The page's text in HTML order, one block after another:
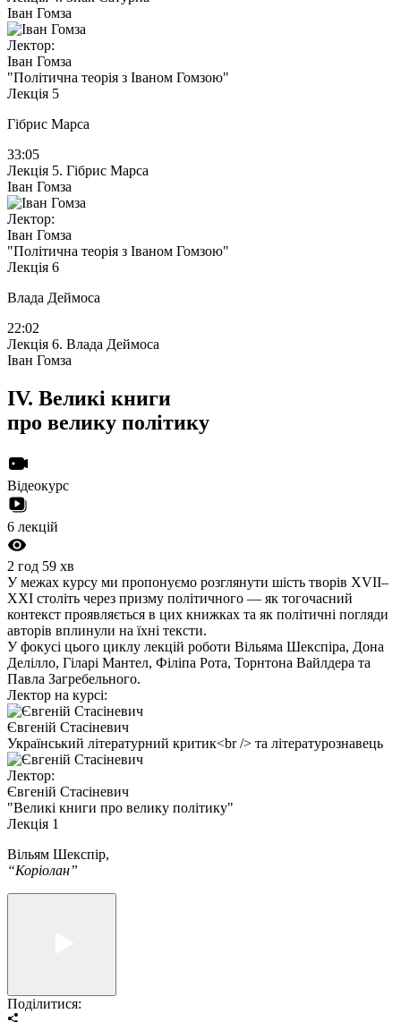
Іван Гомза
Лектор:
Іван Гомза
"Політична теорія з Іваном Гомзою"
Лекція 5
Гібрис Марса
33:05
Лекція 5. Гібрис Марса
Іван Гомза
Лектор:
Іван Гомза
"Політична теорія з Іваном Гомзою"
Лекція 6
Влада Деймоса
22:02
Лекція 6. Влада Деймоса
Іван Гомза
IV. Великі книги
про велику політику
Відеокурс
6 лекцій
2 год 59 хв
У межах курсу ми пропонуємо розглянути шість творів XVII–
XXI століть через призму політичного — як тогочасний
контекст проявляється в цих книжках та як політичні погляди
авторів вплинули на їхні тексти.
У фокусі цього циклу лекцій роботи Вільяма Шекспіра, Дона
Делілло, Гіларі Мантел, Філіпа Рота, Торнтона Вайлдера та
Павла Загребельного.
Лектор на курсі:
Євгеній Стасіневич
Український літературний критик<br /> та літературознавець
Лектор:
Євгеній Стасіневич
"Великі книги про велику політику"
Лекція 1
Вільям Шекспір,
“Коріолан”
Поділитися: